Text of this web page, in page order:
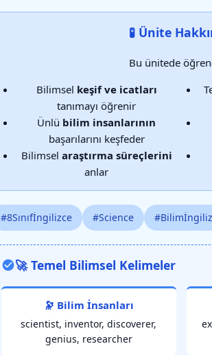
🧪 Ünite
Bu ünitede
Bilimsel keşif ve icatları
tanımayı öğrenir
Ünlü bilim insanlarının
başarılarını keşfeder
Bilimsel araştırma süreçlerini
anlar
#8Sınıfİngilizce #Science
🚀 Temel Bilimsel Kelimeler
🔭 Bilim İnsanları
scientist, inventor, discoverer,
genius, researcher